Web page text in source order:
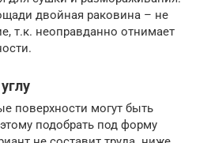
двойная раковина – не
т.к. неоправданно отнимает
поверхности могут быть
подобрать под форму